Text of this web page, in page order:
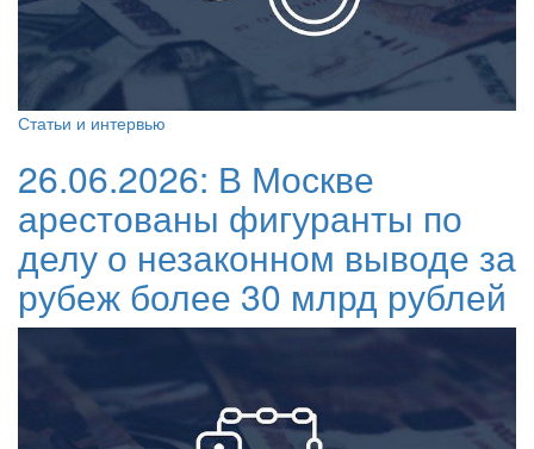
Статьи и интервью
26.06.2026: В Москве
арестованы фигуранты по
делу о незаконном выводе за
рубеж более 30 млрд рублей